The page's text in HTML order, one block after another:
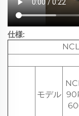
仕様:
モデル